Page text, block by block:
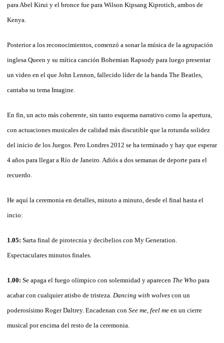
para Abel Kirui y el bronce fue para Wilson Kipsang Kiprotich, ambos de
Kenya.
Posterior a los reconocimientos, comenzó a sonar la música de la agrupación
inglesa Queen y su mítica canción Bohemian Rapsody para luego presentar
un video en el que John Lennon, fallecido líder de la banda The Beatles,
cantaba su tema Imagine.
En fin, un acto más coherente, sin tanto esquema narrativo como la apertura,
con actuaciones musicales de calidad más discutible que la rotunda solidez
del inicio de los Juegos. Pero Londres 2012 se ha terminado y hay que esperar
4 años para llegar a Río de Janeiro. Adiós a dos semanas de deporte para el
recuerdo.
He aquí la ceremonia en detalles, minuto a minuto, desde el final hasta el
incio:
1.05: Sarta final de pirotecnia y decibelios con My Generation.
Espectaculares minutos finales.
1.00: Se apaga el fuego olímpico con solemnidad y aparecen The Who para
acabar con cualquier atisbo de tristeza. Dancing with wolves con un
poderosísimo Roger Daltrey. Encadenan con See me, feel me en un cierre
musical por encima del resto de la ceremonia.